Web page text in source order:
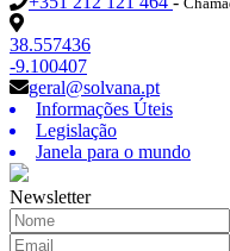
38.557436
-9.100407
geral@solvana.pt
Informações Úteis
Legislação
Janela para o mundo
Newsletter